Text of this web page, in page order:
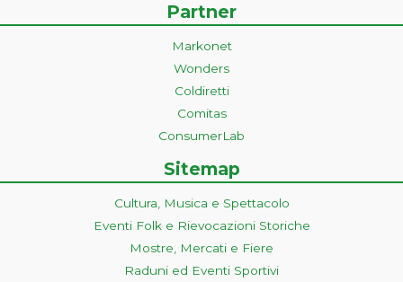
Partner
Markonet
Wonders
Coldiretti
Comitas
ConsumerLab
Sitemap
Cultura, Musica e Spettacolo
Eventi Folk e Rievocazioni Storiche
Mostre, Mercati e Fiere
Raduni ed Eventi Sportivi